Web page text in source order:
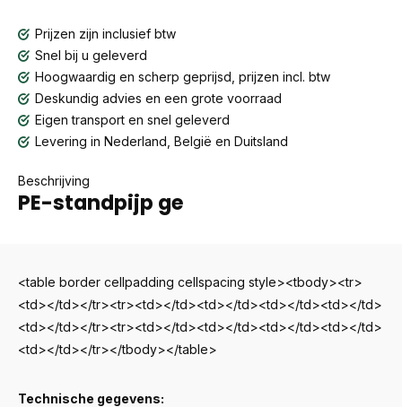
Prijzen zijn inclusief btw
Snel bij u geleverd
Hoogwaardig en scherp geprijsd, prijzen incl. btw
Deskundig advies en een grote voorraad
Eigen transport en snel geleverd
Levering in Nederland, België en Duitsland
Beschrijving
PE-standpijp ge
<table border cellpadding cellspacing style><tbody><tr>
<td></td></tr><tr><td></td><td></td><td></td><td></td>
<td></td></tr><tr><td></td><td></td><td></td><td></td>
<td></td></tr></tbody></table>
Technische gegevens: